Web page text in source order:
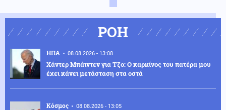
ΡΟΗ
ΗΠΑ 08.08.2026 - 13:08
Χάντερ Μπάιντεν για Τζο: Ο καρκίνος του πατέρα μου
έχει κάνει μετάσταση στα οστά
Κόσμος 08.08.2026 - 13:05